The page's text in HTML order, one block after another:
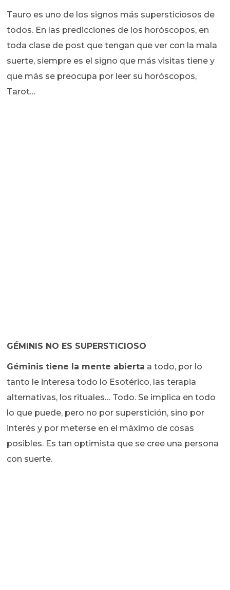
Tauro es uno de los signos más supersticiosos de
todos. En las predicciones de los horóscopos, en
toda clase de post que tengan que ver con la mala
suerte, siempre es el signo que más visitas tiene y
que más se preocupa por leer su horóscopos,
Tarot…
GÉMINIS NO ES SUPERSTICIOSO
Géminis tiene la mente abierta a todo, por lo
tanto le interesa todo lo Esotérico, las terapia
alternativas, los rituales… Todo. Se implica en todo
lo que puede, pero no por superstición, sino por
interés y por meterse en el máximo de cosas
posibles. Es tan optimista que se cree una persona
con suerte.